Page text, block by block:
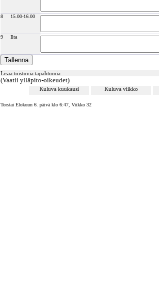
8 15.00-16.00
9 Ilta
Lisää toistuvia tapahtumia
(Vaatii ylläpito-oikeudet)
Kuluva kuukausi Kuluva viikko
Torstai Elokuun 6. päivä klo 6:47, Viikko 32